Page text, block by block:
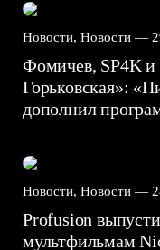
Новости, Новости —
Фомичев, SP4K и
Горьковская»:
дополнил
Новости, Новости —
Profusion
мультфильмам